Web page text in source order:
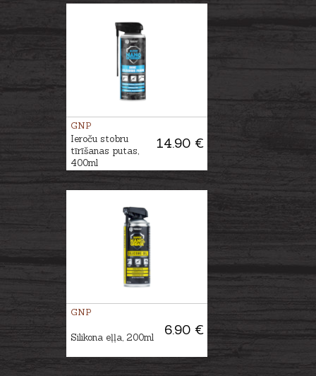
GNP
14.90 €
Ieroču stobru
tīrīšanas putas,
400ml
GNP
6.90 €
Silikona eļļa, 200ml